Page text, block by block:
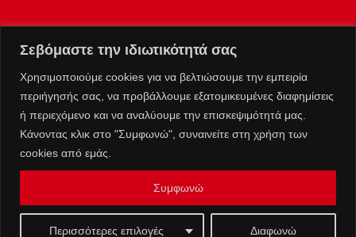
Σεβόμαστε την ιδιωτικότητά σας
Χρησιμοποιούμε cookies για να βελτιώσουμε την εμπειρία
περιήγησής σας, να προβάλλουμε εξατομικευμένες διαφημίσεις
ή περιεχόμενο και να αναλύουμε την επισκεψιμότητά μας.
Κάνοντας κλικ στο "Συμφωνώ", συναινείτε στη χρήση των
cookies από εμάς.
Περισσότερες επιλογές Διαφωνώ
Συμφωνώ
info@kolafos.gr
Ταυτότητα Πολιτική Απορρήτου Όροι Χρήσης